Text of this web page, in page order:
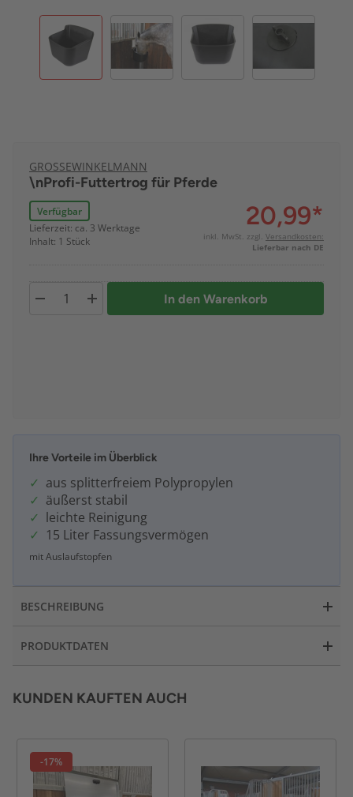
GROSSEWINKELMANN
\nProfi-Futtertrog für Pferde
Verfügbar
Lieferzeit: ca. 3 Werktage
Inhalt: 1 Stück
20,99*
inkl. MwSt. zzgl. Versandkosten:
Lieferbar nach DE
In den Warenkorb
Ihre Vorteile im Überblick
aus splitterfreiem Polypropylen
äußerst stabil
leichte Reinigung
15 Liter Fassungsvermögen
mit Auslaufstopfen
BESCHREIBUNG
PRODUKTDATEN
KUNDEN KAUFTEN AUCH
-17%